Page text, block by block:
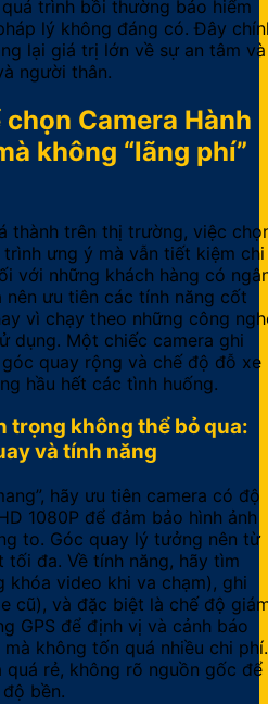
trình bồi thường bảo hiểm
lý không đáng có. Đây
lại giá trị lớn về sự an tâm và
người thân.
Camera Hành
không “lãng phí”
thành trên thị trường, việc
ưng ý mà vẫn tiết kiệm chi
với những khách hàng có
nên ưu tiên các tính năng cốt
vì chạy theo những công
dụng. Một chiếc camera ghi
quay rộng và chế độ đỗ xe
hầu hết các tình huống.
trọng không thể bỏ qua:
và tính năng
hãy ưu tiên camera có độ
1080P để đảm bảo hình ảnh
to. Góc quay lý tưởng nên từ
tối đa. Về tính năng, hãy tìm
khóa video khi va chạm), ghi
cũ), và đặc biệt là chế độ
GPS để định vị và cảnh báo
không tốn quá nhiều chi phí.
quá rẻ, không rõ nguồn gốc để
bền.